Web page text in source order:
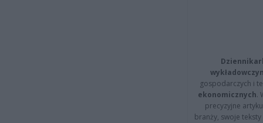
gospodarczych i
ekonomicznych.
precyzyjne
branży, swoje